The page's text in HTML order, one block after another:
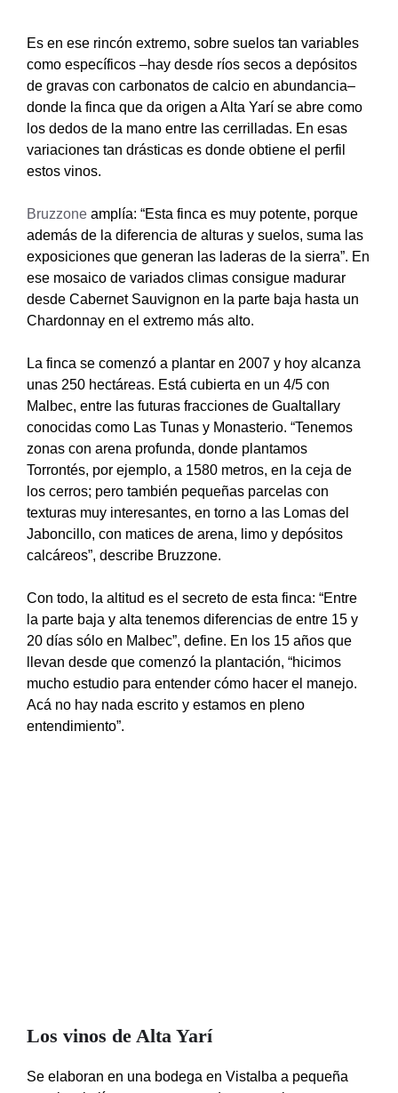
Es en ese rincón extremo, sobre suelos tan variables
como específicos –hay desde ríos secos a depósitos
de gravas con carbonatos de calcio en abundancia–
donde la finca que da origen a Alta Yarí se abre como
los dedos de la mano entre las cerrilladas. En esas
variaciones tan drásticas es donde obtiene el perfil
estos vinos.
Bruzzone amplía: “Esta finca es muy potente, porque
además de la diferencia de alturas y suelos, suma las
exposiciones que generan las laderas de la sierra”. En
ese mosaico de variados climas consigue madurar
desde Cabernet Sauvignon en la parte baja hasta un
Chardonnay en el extremo más alto.
La finca se comenzó a plantar en 2007 y hoy alcanza
unas 250 hectáreas. Está cubierta en un 4/5 con
Malbec, entre las futuras fracciones de Gualtallary
conocidas como Las Tunas y Monasterio. “Tenemos
zonas con arena profunda, donde plantamos
Torrontés, por ejemplo, a 1580 metros, en la ceja de
los cerros; pero también pequeñas parcelas con
texturas muy interesantes, en torno a las Lomas del
Jaboncillo, con matices de arena, limo y depósitos
calcáreos”, describe Bruzzone.
Con todo, la altitud es el secreto de esta finca: “Entre
la parte baja y alta tenemos diferencias de entre 15 y
20 días sólo en Malbec”, define. En los 15 años que
llevan desde que comenzó la plantación, “hicimos
mucho estudio para entender cómo hacer el manejo.
Acá no hay nada escrito y estamos en pleno
entendimiento”.
Los vinos de Alta Yarí
Se elaboran en una bodega en Vistalba a pequeña